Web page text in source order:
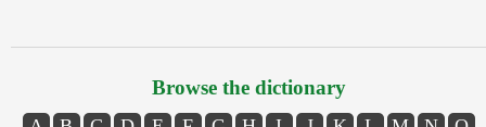
Browse the dictionary